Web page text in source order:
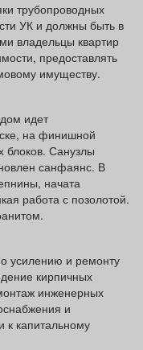
трубопроводных
УК и должны быть в
владельцы квартир
предоставлять
имуществу.
идет
на финишной
блоков. Санузлы
санфаянс. В
начата
работа с позолотой.
усилению и ремонту
кирпичных
инженерных
и
к капитальному